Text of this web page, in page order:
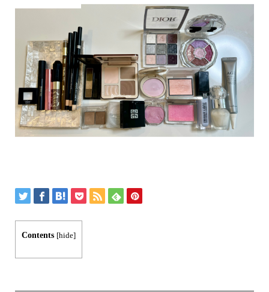
Contents [hide]